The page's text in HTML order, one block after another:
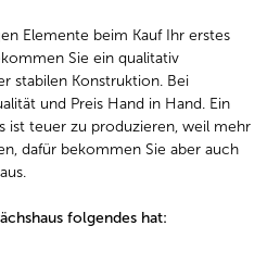
Elemente beim Kauf Ihr erstes
Sie ein qualitativ
stabilen Konstruktion. Bei
und Preis Hand in Hand. Ein
ist teuer zu produzieren, weil mehr
dafür bekommen Sie aber auch
folgendes hat: